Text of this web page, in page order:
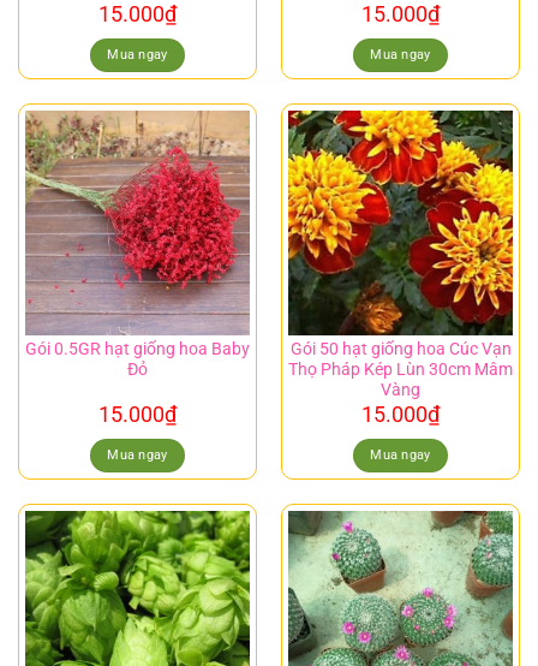
15.000₫
Mua ngay
15.000₫
Mua ngay
Gói 0.5GR hạt giống hoa Baby
Đỏ
15.000₫
Mua ngay
Gói 50 hạt giống hoa Cúc Vạn
Thọ Pháp Kép Lùn 30cm Mâm
Vàng
15.000₫
Mua ngay